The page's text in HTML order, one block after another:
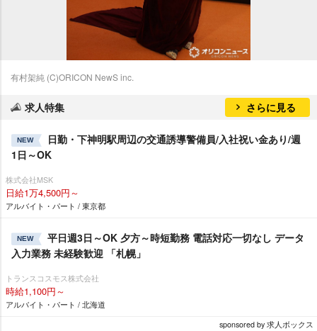
有村架純 (C)ORICON NewS inc.
求人特集 さらに見る
NEW
日勤・下神明駅周辺の交通誘導警備員/入社祝い金あり/週
1日～OK
株式会社MSK
日給1万4,500円～
アルバイト・パート / 東京都
NEW
平日週3日～OK 夕方～時短勤務 電話対応一切なし データ
入力業務 未経験歓迎 「札幌」
トランスコスモス株式会社
時給1,100円～
アルバイト・パート / 北海道
sponsored by 求人ボックス